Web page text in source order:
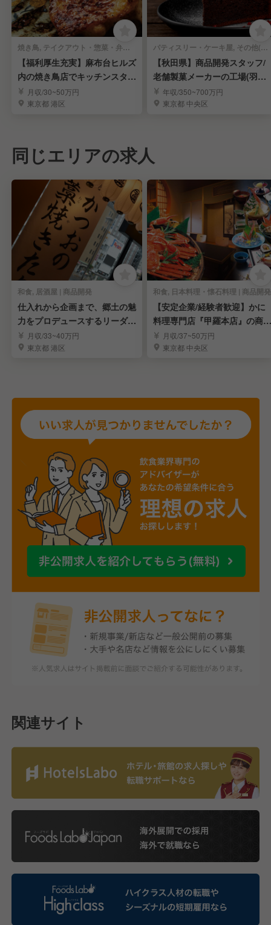
焼き鳥, テイクアウト・惣菜・弁当屋 | 商品開発
【福利厚生充実】麻布台ヒルズ
内の焼き鳥店でキッチンスタッ
フを募集！！
月収/30~50万円
東京都 港区
パティスリー・ケーキ屋, その他(料理ジャンル) | 商品開発
【秋田県】商品開発スタッフ/
老舗製菓メーカーの工場(羽後
町)/業績賞与あり＊4週8休制＊
役職手当あり
年収/350~700万円
東京都 中央区
同じエリアの求人
和食, 居酒屋 | 商品開発
仕入れから企画まで、郷土の魅
力をプロデュースするリーダー
候補月収/33~40万円
東京都 港区
和食, 日本料理・懐石料理 | 商品開発
【安定企業/経験者歓迎】かに
料理専門店『甲羅本店』の商品
開発を募集
月収/37~50万円
東京都 中央区
関連サイト